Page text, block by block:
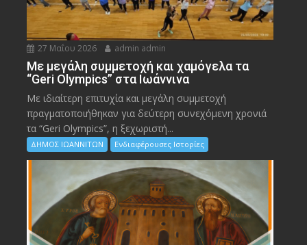
27 Μαΐου 2026 admin admin
Με μεγάλη συμμετοχή και χαμόγελα τα
“Geri Olympics” στα Ιωάννινα
Με ιδιαίτερη επιτυχία και μεγάλη συμμετοχή
πραγματοποιήθηκαν για δεύτερη συνεχόμενη χρονιά
τα “Geri Olympics”, η ξεχωριστή...
ΔΗΜΟΣ ΙΩΑΝΝΙΤΩΝ Ενδιαφέρουσες Ιστορίες